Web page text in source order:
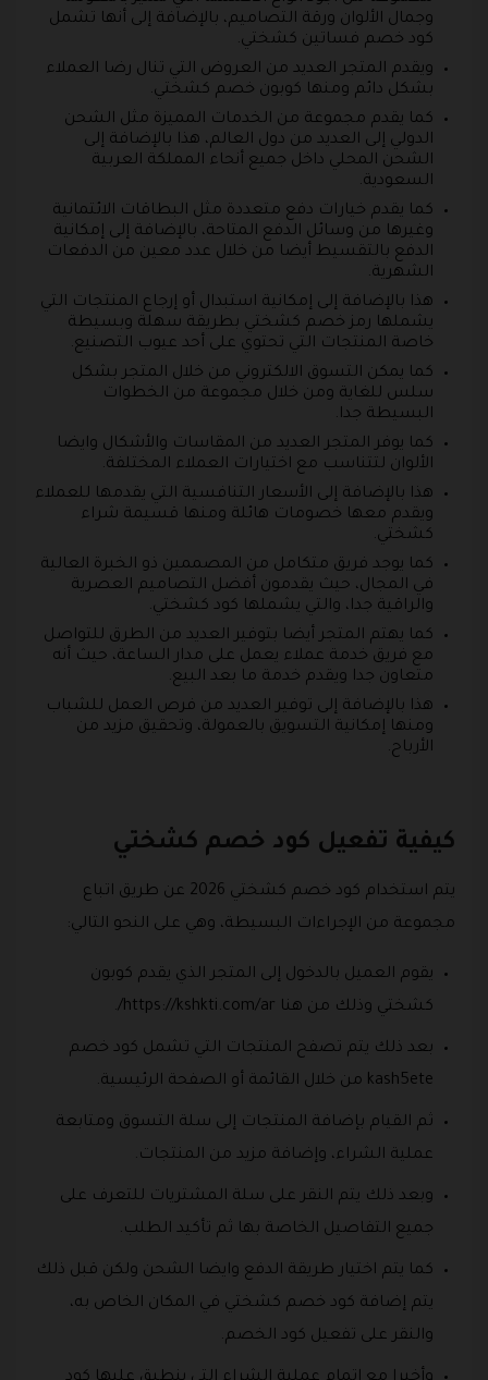
وجمال الألوان ورقة التصاميم، بالإضافة إلى أنها تشمل
كود خصم فساتين كشختي.
ويقدم المتجر العديد من العروض التي تنال رضا العملاء
بشكل دائم ومنها كوبون خصم كشختي.
كما يقدم مجموعة من الخدمات المميزة مثل الشحن
الدولي إلى العديد من دول العالم، هذا بالإضافة إلى
الشحن المحلي داخل جميع أنحاء المملكة العربية
السعودية.
كما يقدم خيارات دفع متعددة مثل البطاقات الائتمانية
وغيرها من وسائل الدفع المتاحة، بالإضافة إلى إمكانية
الدفع بالتقسيط أيضا من خلال عدد معين من الدفعات
الشهرية.
هذا بالإضافة إلى إمكانية استبدال أو إرجاع المنتجات التي
يشملها رمز خصم كشختي بطريقة سهلة وبسيطة
خاصة المنتجات التي تحتوي على أحد عيوب التصنيع.
كما يمكن التسوق الالكتروني من خلال المتجر بشكل
سلس للغاية ومن خلال مجموعة من الخطوات
البسيطة جدا.
كما يوفر المتجر العديد من المقاسات والأشكال وايضا
الألوان لتتناسب مع اختيارات العملاء المختلفة.
هذا بالإضافة إلى الأسعار التنافسية التي يقدمها للعملاء
ويقدم معها خصومات هائلة ومنها قسيمة شراء
كشختي.
كما يوجد فريق متكامل من المصممين ذو الخبرة العالية
في المجال، حيث يقدمون أفضل التصاميم العصرية
والراقية جدا، والتي يشملها كود كشختي.
كما يهتم المتجر أيضا بتوفير العديد من الطرق للتواصل
مع فريق خدمة عملاء يعمل على مدار الساعة، حيث أنه
متعاون جدا ويقدم خدمة ما بعد البيع.
هذا بالإضافة إلى توفير العديد من فرص العمل للشباب
ومنها إمكانية التسويق بالعمولة، وتحقيق مزيد من
الأرباح.
كيفية تفعيل كود خصم كشختي
يتم استخدام كود خصم كشختي 2026 عن طريق اتباع
مجموعة من الإجراءات البسيطة، وهي على النحو التالي:
يقوم العميل بالدخول إلى المتجر الذي يقدم كوبون
كشختي وذلك من هنا https://kshkti.com/ar/.
بعد ذلك يتم تصفح المنتجات التي تشمل كود خصم
kash5ete من خلال القائمة أو الصفحة الرئيسية.
ثم القيام بإضافة المنتجات إلى سلة التسوق ومتابعة
عملية الشراء، وإضافة مزيد من المنتجات.
وبعد ذلك يتم النقر على سلة المشتريات للتعرف على
جميع التفاصيل الخاصة بها ثم تأكيد الطلب.
كما يتم اختيار طريقة الدفع وايضا الشحن ولكن قبل ذلك
يتم إضافة كود خصم كشختي في المكان الخاص به،
والنقر على تفعيل كود الخصم.